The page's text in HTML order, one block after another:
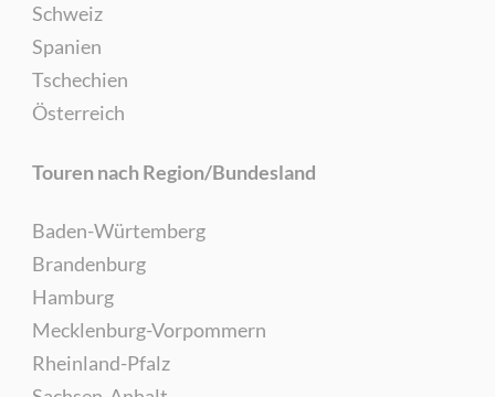
Schweiz
Spanien
Tschechien
Österreich
Touren nach Region/Bundesland
Baden-Würtemberg
Brandenburg
Hamburg
Mecklenburg-Vorpommern
Rheinland-Pfalz